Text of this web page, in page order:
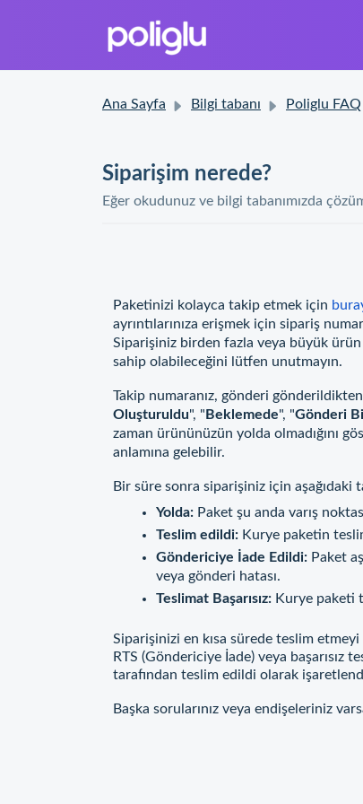
Ana Sayfa Bilgi tabanı Poliglu FAQ
Siparişim nerede?
Eğer okudunuz ve bilgi tabanımızda
Paketinizi kolayca takip etmek için
ayrıntılarınıza erişmek için sipariş
Siparişiniz birden fazla veya büyük ürün
sahip olabileceğini lütfen unutmayın.
Takip numaranız, gönderi
Oluşturuldu", " Beklemede", "Gönderi
zaman ürününüzün yolda olmadığını
anlamına gelebilir.
Bir süre sonra siparişiniz için
Yolda: Paket şu anda varış
Teslim edildi: Kurye paketin
Göndericiye İade Edildi: Paket
veya gönderi hatası.
Teslimat Başarısız: Kurye paketi
Siparişinizi en kısa sürede teslim etmeyi
RTS (Göndericiye İade) veya başarısız
tarafından teslim edildi olarak
Başka sorularınız veya endişeleriniz